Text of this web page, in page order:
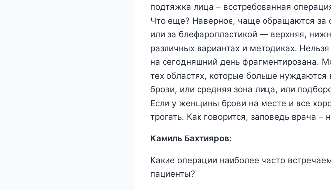
подтяжка лица – востребованная
Что еще? Наверное, чаще обращаются за
или за блефаропластикой ― верхняя,
различных вариантах и методиках.
на сегодняшний день фрагментирована.
тех областях, которые больше нуждаются
брови, или средняя зона лица, или
Если у женщины брови на месте и все
трогать. Как говорится, заповедь врача –
Камиль Бахтияров:
Какие операции наиболее часто
пациенты?